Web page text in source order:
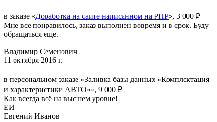
в заказе «Доработка на сайте написанном на PHP», 3 000 ₽
Мне все понравилось, заказ выполнен вовремя и в срок. Буду
обращаться еще.
Владимир Семенович
11 октября 2016 г.
в персональном заказе «Заливка базы данных «Комплектация
и характеристики АВТО»», 9 000 ₽
Как всегда всё на высшем уровне!
ЕИ
Евгений Иванов